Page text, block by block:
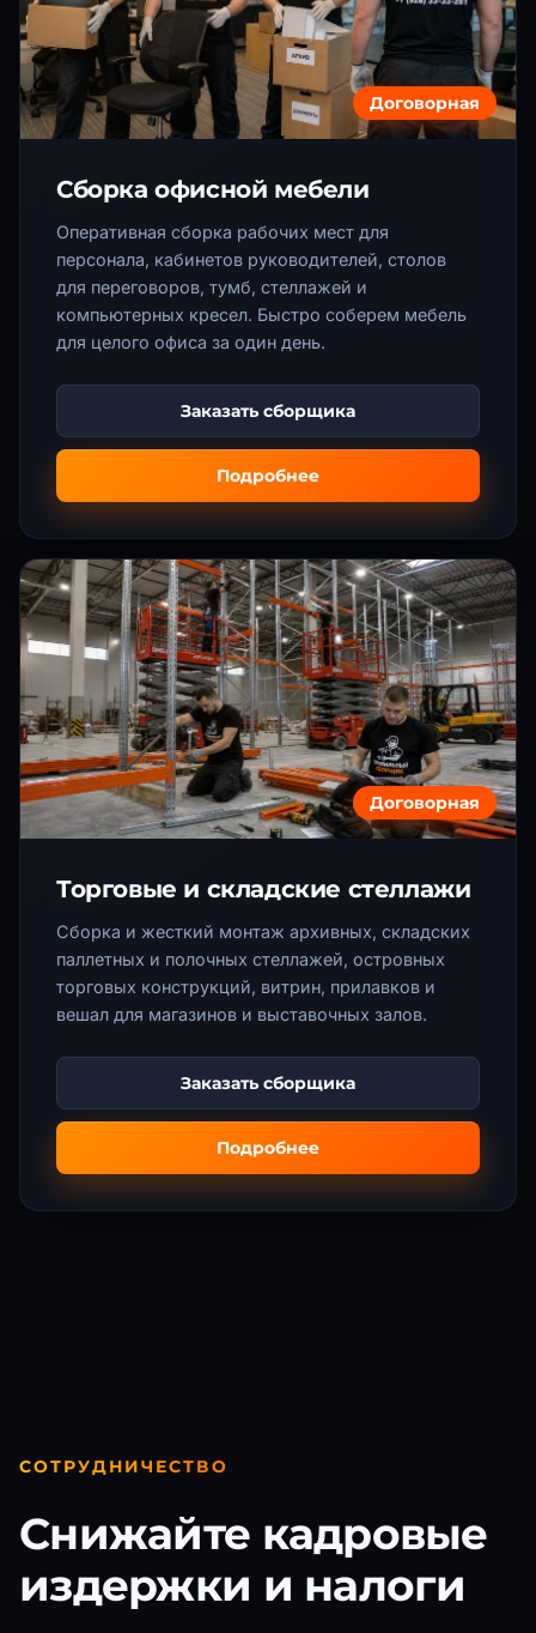
Договорная
Сборка офисной мебели
Оперативная сборка рабочих мест для
персонала, кабинетов руководителей, столов
для переговоров, тумб, стеллажей и
компьютерных кресел. Быстро соберем мебель
для целого офиса за один день.
Заказать сборщика
Подробнее
Договорная
Торговые и складские стеллажи
Сборка и жесткий монтаж архивных, складских
паллетных и полочных стеллажей, островных
торговых конструкций, витрин, прилавков и
вешал для магазинов и выставочных залов.
Заказать сборщика
Подробнее
СОТРУДНИЧЕСТВО
Снижайте кадровые
издержки и налоги